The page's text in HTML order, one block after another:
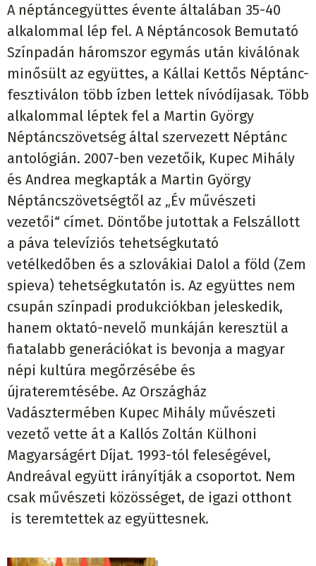
A néptáncegyüttes évente általában 35-40
alkalommal lép fel. A Néptáncosok Bemutató
Színpadán háromszor egymás után kiválónak
minősült az együttes, a Kállai Kettős Néptánc-
fesztiválon több ízben lettek nívódíjasak. Több
alkalommal léptek fel a Martin György
Néptáncszövetség által szervezett Néptánc
antológián. 2007-ben vezetőik, Kupec Mihály
és Andrea megkapták a Martin György
Néptáncszövetségtől az „Év művészeti
vezetői“ címet. Döntőbe jutottak a Felszállott
a páva televíziós tehetségkutató
vetélkedőben és a szlovákiai Dalol a föld (Zem
spieva) tehetségkutatón is. Az együttes nem
csupán színpadi produkciókban jeleskedik,
hanem oktató-nevelő munkáján keresztül a
fiatalabb generációkat is bevonja a magyar
népi kultúra megőrzésébe és
újrateremtésébe. Az Országház
Vadásztermében Kupec Mihály művészeti
vezető vette át a Kallós Zoltán Külhoni
Magyarságért Díjat. 1993-tól feleségével,
Andreával együtt irányítják a csoportot. Nem
csak művészeti közösséget, de igazi otthont
is teremtettek az együttesnek.